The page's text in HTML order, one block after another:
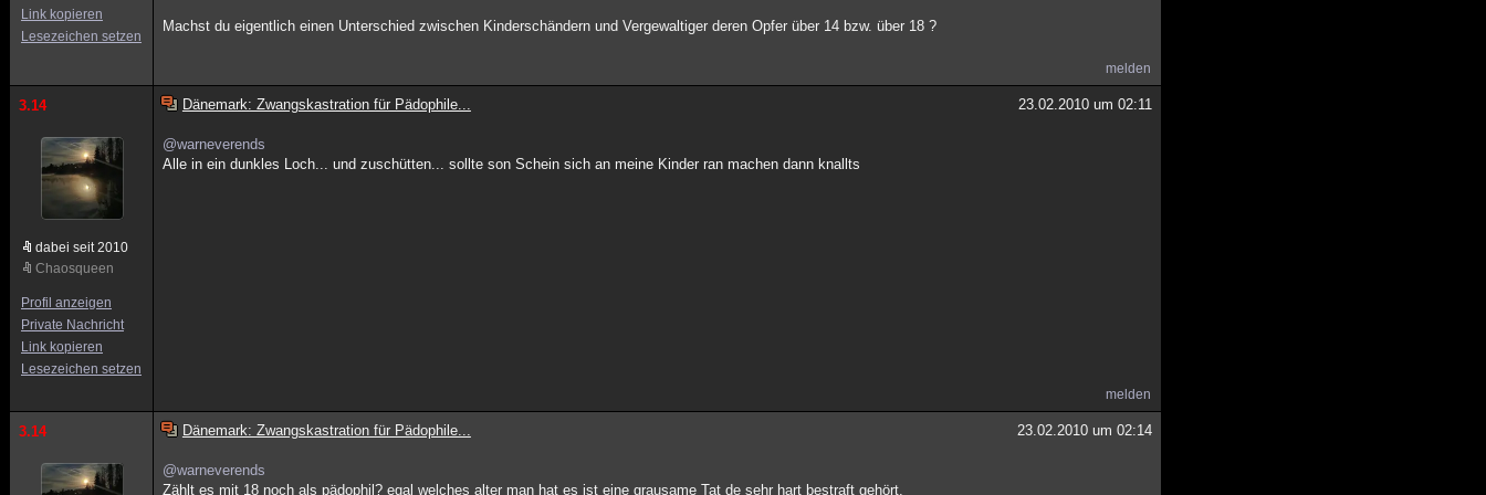
Link kopieren
Lesezeichen setzen
Machst du eigentlich einen Unterschied zwischen Kinderschändern und Vergewaltiger deren Opfer über 14 bzw. über 18 ?
melden
3.14
dabei seit 2010
Chaosqueen
Profil anzeigen
Private Nachricht
Link kopieren
Lesezeichen setzen
Dänemark: Zwangskastration für Pädophile... 23.02.2010 um 02:11
@warneverends
Alle in ein dunkles Loch... und zuschütten... sollte son Schein sich an meine Kinder ran machen dann knallts
melden
3.14 Dänemark: Zwangskastration für Pädophile... 23.02.2010 um 02:14
@warneverends
Zählt es mit 18 noch als pädophil? egal welches alter man hat es ist eine grausame Tat de sehr hart bestraft gehört.